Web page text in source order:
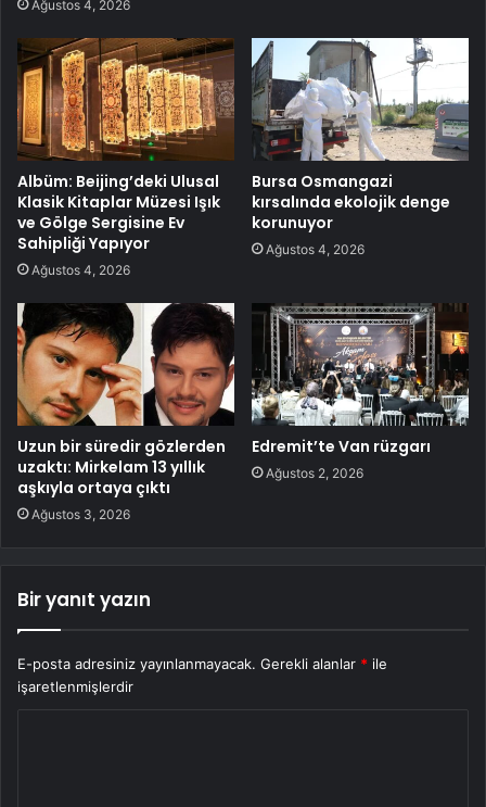
Ağustos 4, 2026
Albüm: Beijing’deki Ulusal
Klasik Kitaplar Müzesi Işık
ve Gölge Sergisine Ev
Sahipliği Yapıyor
Ağustos 4, 2026
Bursa Osmangazi
kırsalında ekolojik denge
korunuyor
Ağustos 4, 2026
Uzun bir süredir gözlerden
uzaktı: Mirkelam 13 yıllık
aşkıyla ortaya çıktı
Ağustos 3, 2026
Edremit’te Van rüzgarı
Ağustos 2, 2026
Bir yanıt yazın
E-posta adresiniz yayınlanmayacak. Gerekli alanlar * ile
işaretlenmişlerdir